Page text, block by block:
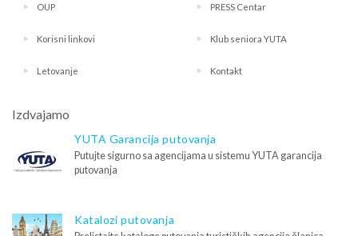
OUP PRESS Centar
Korisni linkovi Klub seniora YUTA
Letovanje Kontakt
Izdvajamo
YUTA Garancija putovanja
Putujte sigurno sa agencijama u sistemu YUTA garancija
putovanja
Katalozi putovanja